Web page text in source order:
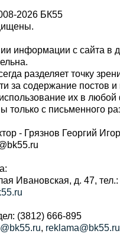
2026 БК55
информации с сайта в
разделяет точку
за содержание постов
их в
с письменного
- Грязнов Георгий
Ивановская, д. 47,
(3812) 666-895
, reklama@bk55.ru